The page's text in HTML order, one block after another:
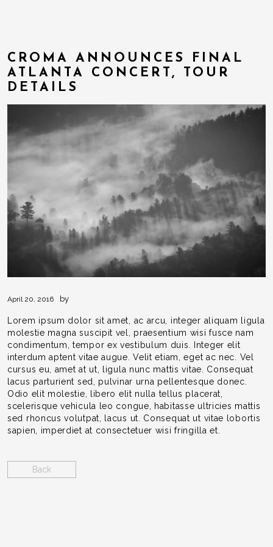
CROMA ANNOUNCES FINAL
ATLANTA CONCERT, TOUR
DETAILS
April 20, 2016 by
Lorem ipsum dolor sit amet, ac arcu, integer aliquam ligula
molestie magna suscipit vel, praesentium wisi fusce nam
condimentum, tempor ex vestibulum duis. Integer elit
interdum aptent vitae augue. Velit etiam, eget ac nec. Vel
cursus eu, amet at ut, ligula nunc mattis vitae. Consequat
lacus parturient sed, pulvinar urna pellentesque donec.
Odio elit molestie, libero elit nulla tellus placerat,
scelerisque vehicula leo congue, habitasse ultricies mattis
sed rhoncus volutpat, lacus ut. Consequat ut vitae lobortis
sapien, imperdiet at consectetuer wisi fringilla et.
Back